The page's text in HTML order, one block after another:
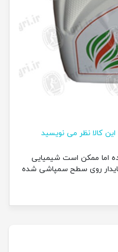
این کالا نظر می نویسید
اما ممکن است شیمیایی
روی سطح سمپاشی شده